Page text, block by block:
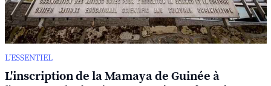
L’ESSENTIEL
L'inscription de la Mamaya de Guinée à